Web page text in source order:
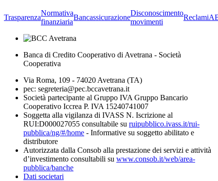
Trasparenza
Normativa
finanziaria
Bancassicurazione
Disconoscimento
movimenti
Reclami
Banca di Credito Cooperativo di Avetrana - Società
Cooperativa
Via Roma, 109 - 74020 Avetrana (TA)
pec: segreteria@pec.bccavetrana.it
Società partecipante al Gruppo IVA Gruppo Bancario
Cooperativo Iccrea P. IVA 15240741007
Soggetta alla vigilanza di IVASS N. Iscrizione al
RUI:D000027055 consultabile su ruipubblico.ivass.it/rui-
pubblica/ng/#/home - Informative su soggetto abilitato e
distributore
Autorizzata dalla Consob alla prestazione dei servizi e attività
d’investimento consultabili su www.consob.it/web/area-
pubblica/banche
Dati societari